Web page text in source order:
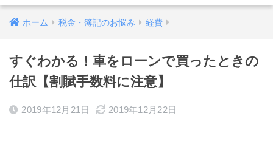
ホーム 税金・簿記のお悩み 経費
すぐわかる！車をローンで買ったときの
仕訳【割賦手数料に注意】
2019年12月21日 2019年12月22日